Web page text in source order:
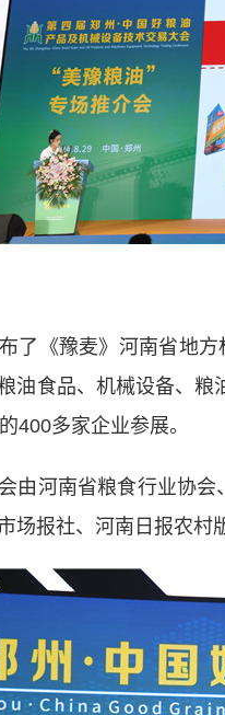
《豫麦》河南省地方
油食品、机械设备、
400多家企业参展。
河南省粮食行业协会
场报社、河南日报农村